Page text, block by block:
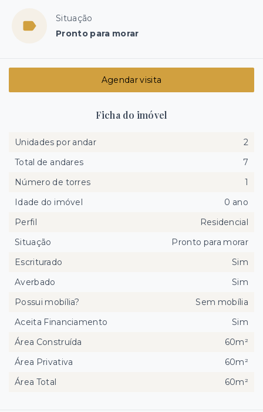
Situação
Pronto para morar
Agendar visita
Ficha do imóvel
Unidades por andar
2
Total de andares
7
Número de torres
1
Idade do imóvel
0 ano
Perfil
Residencial
Situação
Pronto para morar
Escriturado
Sim
Averbado
Sim
Possui mobília?
Sem mobília
Aceita Financiamento
Sim
Área Construída
60m²
Área Privativa
60m²
Área Total
60m²